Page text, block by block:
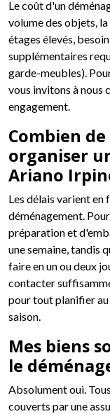
Le coût d'un
volume des objets,
étages élevés,
supplémentaires
garde-meubles).
vous invitons à nous
engagement.
Combien
organiser
Ariano
Les délais varient
déménagement.
préparation et
une semaine, tandis
faire en un ou deux
contacter
pour tout planifier
saison.
Mes biens
le
Absolument oui.
couverts par une